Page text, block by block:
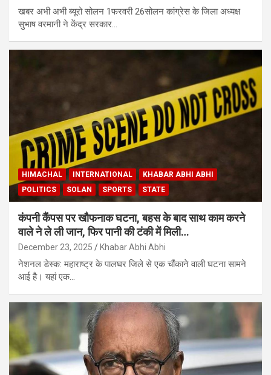
खबर अभी अभी ब्यूरो सोलन 1फरवरी 26सोलन कांग्रेस के जिला अध्यक्ष
सुभाष वरमानी ने केंद्र सरकार…
HIMACHAL INTERNATIONAL
KHABAR ABHI ABHI
POLITICS
SOLAN SPORTS STATE
कंपनी कैंपस पर खौफनाक घटना, बहस के बाद साथ काम करने
वाले ने ले ली जान, फिर पानी की टंकी में मिली…
December 23, 2025 Khabar Abhi Abhi
नेशनल डेस्क: महाराष्ट्र के पालघर जिले से एक चौंकाने वाली घटना सामने
आई है। यहां एक…